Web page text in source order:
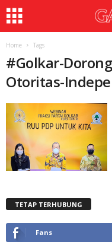
Home Tags
#Golkar-
Otoritas-
TETAP TERHUBUNG
Fans